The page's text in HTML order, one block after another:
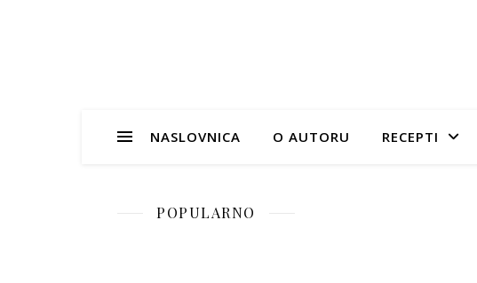
NASLOVNICA O AUTORU RECEPTI
POPULARNO